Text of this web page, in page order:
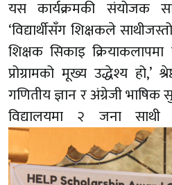
यस कार्यक्रमकी संयोजक
‘विद्यार्थीसँग शिक्षकले
शिक्षक सिकाइ
प्रोग्रामको मूख्य उद्धेश्य हो,’
गणितीय ज्ञान र अंग्रेजी भाषिक
विद्यालयमा २ जना